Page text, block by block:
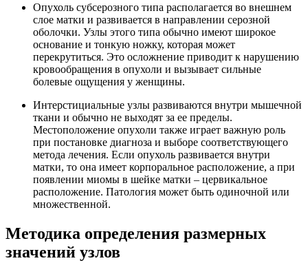
Опухоль субсерозного типа располагается во внешнем
слое матки и развивается в направлении серозной
оболочки. Узлы этого типа обычно имеют широкое
основание и тонкую ножку, которая может
перекрутиться. Это осложнение приводит к нарушению
кровообращения в опухоли и вызывает сильные
болевые ощущения у женщины.
Интерстициальные узлы развиваются внутри мышечной
ткани и обычно не выходят за ее пределы.
Местоположение опухоли также играет важную роль
при постановке диагноза и выборе соответствующего
метода лечения. Если опухоль развивается внутри
матки, то она имеет корпоральное расположение, а при
появлении миомы в шейке матки – цервикальное
расположение. Патология может быть одиночной или
множественной.
Методика определения размерных
значений узлов